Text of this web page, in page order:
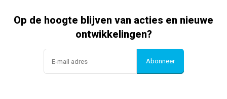
Op de hoogte blijven van acties en nieuwe
ontwikkelingen?
Abonneer